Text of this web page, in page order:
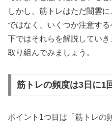
しかし、筋トレはただ闇雲
ではなく、いくつか注意す
下ではそれらを解説してい
取り組んでみましょう。
筋トレの頻度は3日に1
ポイント1つ目は「筋トレの